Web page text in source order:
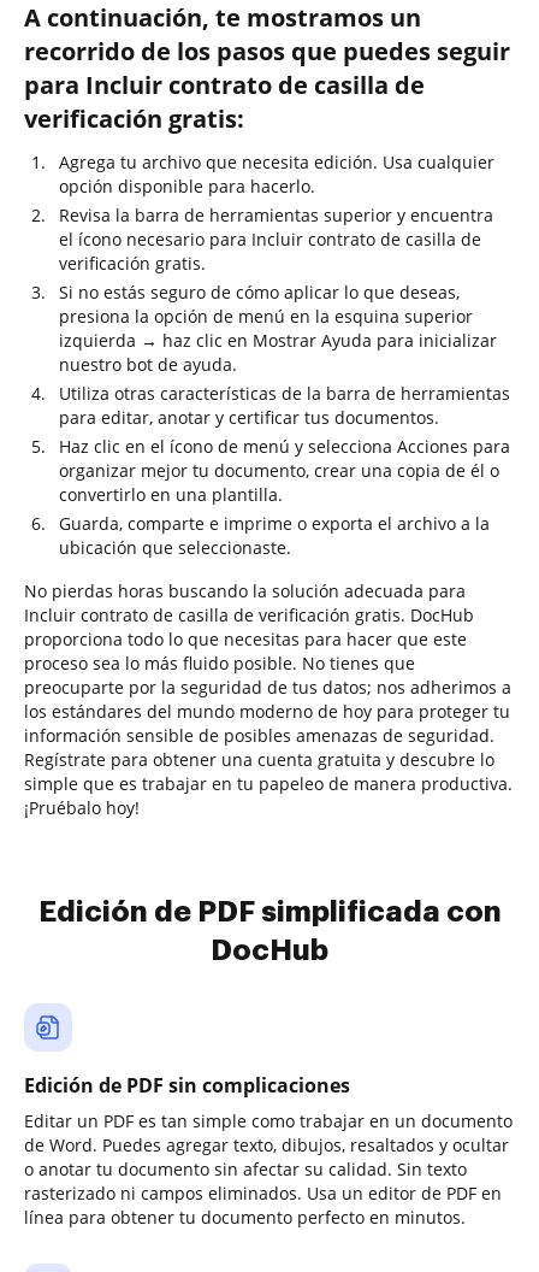
A continuación, te mostramos un
recorrido de los pasos que puedes seguir
para Incluir contrato de casilla de
verificación gratis:
Agrega tu archivo que necesita edición. Usa cualquier
opción disponible para hacerlo.
Revisa la barra de herramientas superior y encuentra
el ícono necesario para Incluir contrato de casilla de
verificación gratis.
Si no estás seguro de cómo aplicar lo que deseas,
presiona la opción de menú en la esquina superior
izquierda → haz clic en Mostrar Ayuda para inicializar
nuestro bot de ayuda.
Utiliza otras características de la barra de herramientas
para editar, anotar y certificar tus documentos.
Haz clic en el ícono de menú y selecciona Acciones para
organizar mejor tu documento, crear una copia de él o
convertirlo en una plantilla.
Guarda, comparte e imprime o exporta el archivo a la
ubicación que seleccionaste.
No pierdas horas buscando la solución adecuada para
Incluir contrato de casilla de verificación gratis. DocHub
proporciona todo lo que necesitas para hacer que este
proceso sea lo más fluido posible. No tienes que
preocuparte por la seguridad de tus datos; nos adherimos a
los estándares del mundo moderno de hoy para proteger tu
información sensible de posibles amenazas de seguridad.
Regístrate para obtener una cuenta gratuita y descubre lo
simple que es trabajar en tu papeleo de manera productiva.
¡Pruébalo hoy!
Edición de PDF simplificada con
DocHub
Edición de PDF sin complicaciones
Editar un PDF es tan simple como trabajar en un documento
de Word. Puedes agregar texto, dibujos, resaltados y ocultar
o anotar tu documento sin afectar su calidad. Sin texto
rasterizado ni campos eliminados. Usa un editor de PDF en
línea para obtener tu documento perfecto en minutos.